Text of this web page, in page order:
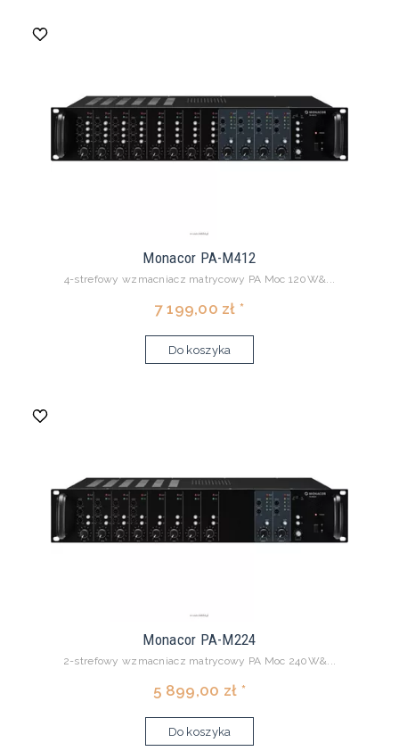
Monacor PA-M412
4-strefowy wzmacniacz matrycowy PA Moc 120W&...
7 199,00 zł *
Do koszyka
Monacor PA-M224
2-strefowy wzmacniacz matrycowy PA Moc 240W&...
5 899,00 zł *
Do koszyka